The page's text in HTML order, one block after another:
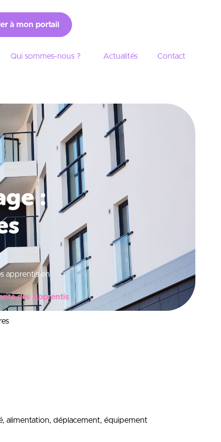
à mon portail
Qui sommes-nous ? Actualités Contact
:
apprentis en
des Apprentis
alimentation, déplacement, équipement